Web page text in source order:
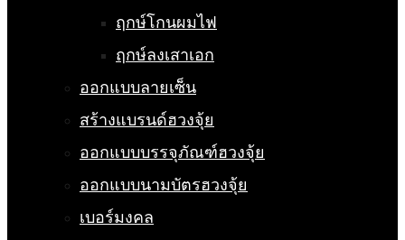
ฤกษ์โกนผมไฟ
ฤกษ์ลงเสาเอก
ออกแบบลายเซ็น
สร้างแบรนด์ฮวงจุ้ย
ออกแบบบรรจุภัณฑ์ฮวงจุ้ย
ออกแบบนามบัตรฮวงจุ้ย
เบอร์มงคล